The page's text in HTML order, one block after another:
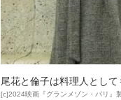
尾花と倫子は料理人とし
[c]2024映画『グランメゾン・パリ』